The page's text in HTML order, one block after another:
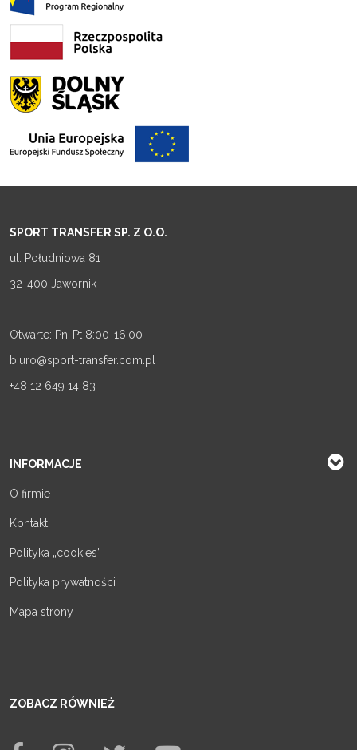
SPORT TRANSFER SP. Z O.O.
ul. Południowa 81
32-400 Jawornik
Otwarte: Pn-Pt 8:00-16:00
biuro@sport-transfer.com.pl
+48 12 649 14 83
INFORMACJE
O firmie
Kontakt
Polityka „cookies”
Polityka prywatności
Mapa strony
ZOBACZ RÓWNIEŻ